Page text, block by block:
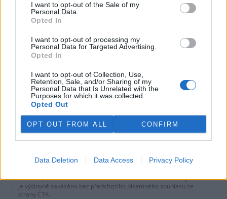
I want to opt-out of the Sale of my
Personal Data.
Opted In
I want to opt-out of processing my
Personal Data for Targeted Advertising.
Opted In
I want to opt-out of Collection, Use,
Retention, Sale, and/or Sharing of my
Personal Data that Is Unrelated with the
Purposes for which it was collected.
Opted Out
OPT OUT FROM ALL CONFIRM
Data Deletion Data Access Privacy Policy
veškerá práva. Publikování nebo další šíření obsahu ze zdrojů ČTK
je výslovně zakázáno bez předchozího písemného souhlasu ze
strany ČTK.